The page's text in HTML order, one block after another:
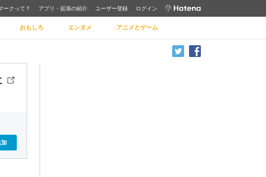
ークって？ アプリ・拡張の紹介 ユーザー登録 ログイン
おもしろ エンタメ アニメとゲーム
加